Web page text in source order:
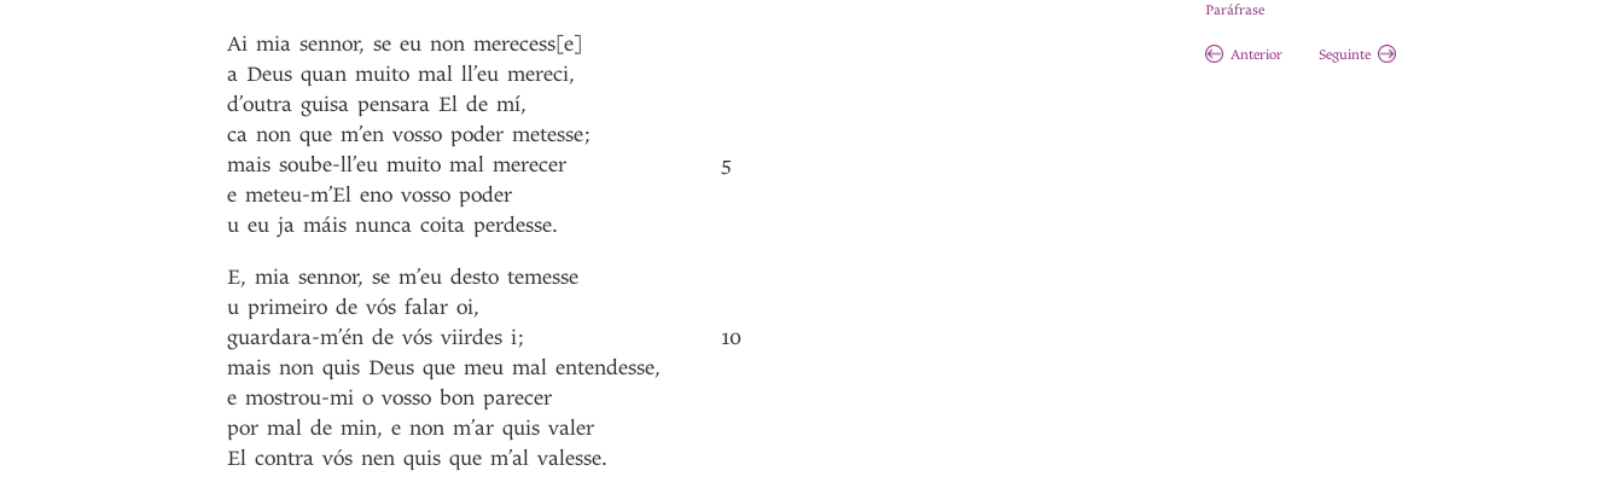
Paráfrase
Anterior Seguinte
Ai mia sennor, se eu non merecess[e]
a Deus quan muito mal ll’eu mereci,
d’outra guisa pensara El de mí,
ca non que m’en vosso poder metesse;
mais soube-ll’eu muito mal merecer
e meteu-m’El eno vosso poder
u eu ja máis nunca coita perdesse.
E, mia sennor, se m’eu desto temesse
u primeiro de vós falar oi,
guardara-m’én de vós viirdes i;
mais non quis Deus que meu mal entendesse,
e mostrou-mi o vosso bon parecer
por mal de min, e non m’ar quis valer
El contra vós nen quis que m’al valesse.
5
10